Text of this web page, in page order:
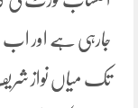
جارہی ہے اور اب
تک میاں نواز